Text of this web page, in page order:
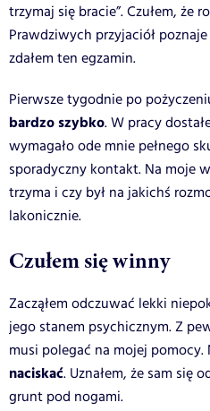
trzymaj się bracie”. Czułem, że
Prawdziwych przyjaciół
zdałem ten egzamin.
Pierwsze tygodnie po
bardzo szybko. W pracy
wymagało ode mnie pełnego
sporadyczny kontakt. Na moje
trzyma i czy był na jakichś
lakonicznie.
Czułem się winny
Zacząłem odczuwać lekki
jego stanem psychicznym. Z
musi polegać na mojej pomocy.
naciskać. Uznałem, że sam się
grunt pod nogami.